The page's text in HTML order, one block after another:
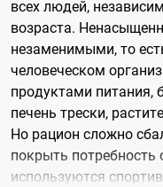
всех людей,
возраста.
незаменимыми, то
человеческом
продуктами
печень трески,
Но рацион сложно
покрыть
используются